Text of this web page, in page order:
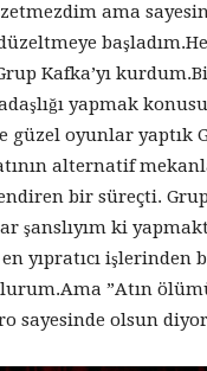
ama
Kafka’yı
yapmak
oyunlar yaptık
alternatif
bir süreçti.
şanslıyım ki
yıpratıcı işlerinden
”Atın
sayesinde olsun